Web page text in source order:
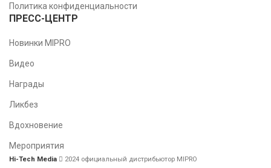
Политика конфиденциальности
ПРЕСС-ЦЕНТР
Новинки MIPRO
Видео
Награды
Ликбез
Вдохновение
Мероприятия
Hi-Tech Media 2024 официальный дистрибьютор MIPRO